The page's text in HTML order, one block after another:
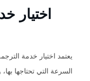
اختيار
يعتمد اختيار خدمة
السرعة التي تحتاجها